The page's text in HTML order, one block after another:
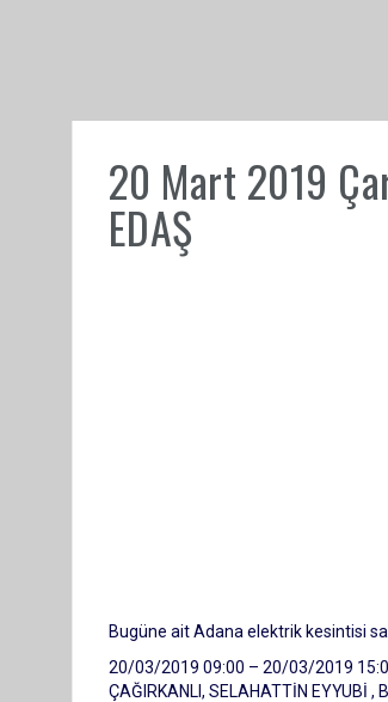
20 Mart 2019
EDAŞ
Bugüne ait Adana elektrik kesintisi
20/03/2019 09:00 – 20/03/2019
ÇAĞIRKANLI, SELAHATTİN EYYUBİ ,